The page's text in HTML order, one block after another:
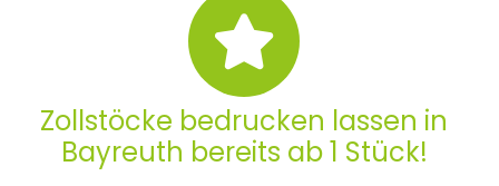
Zollstöcke bedrucken lassen in
Bayreuth bereits ab 1 Stück!